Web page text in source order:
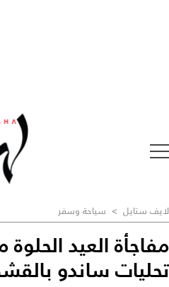
لايف ستايل > سياحة وسفر
مفاجأة العيد
تحليات ساندو